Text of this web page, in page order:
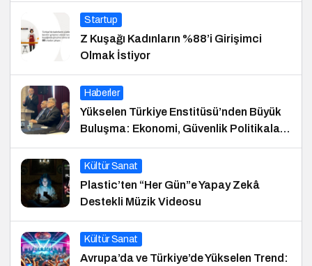
Startup
Z Kuşağı Kadınların %88’i Girişimci
Olmak İstiyor
Haberler
Yükselen Türkiye Enstitüsü’nden Büyük
Buluşma: Ekonomi, Güvenlik Politikaları
ve Hukuk Konferansı
Kültür Sanat
Plastic’ten “Her Gün”e Yapay Zekâ
Destekli Müzik Videosu
Kültür Sanat
Avrupa’da ve Türkiye’de Yükselen Trend: